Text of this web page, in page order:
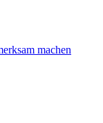
machen